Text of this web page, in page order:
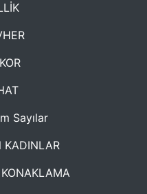
Sayılar
KADINLAR